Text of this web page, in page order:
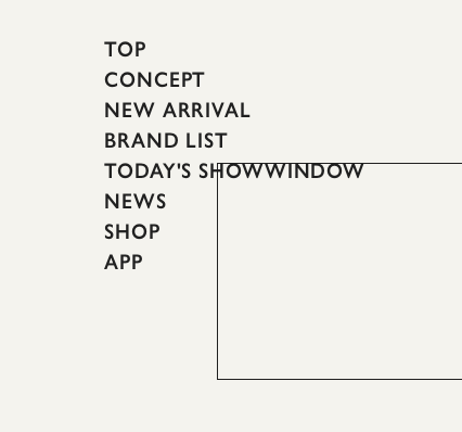
TOP
CONCEPT
NEW ARRIVAL
BRAND LIST
TODAY'S SHOWWINDOW
NEWS
SHOP
APP